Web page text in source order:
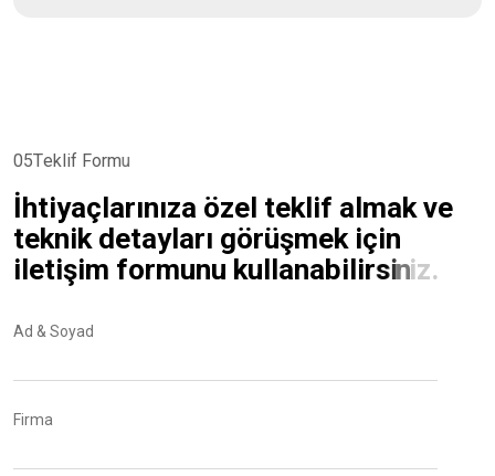
05Teklif Formu
İhtiyaçlarınıza özel teklif almak ve
teknik detayları görüşmek için
iletişim formunu kullanabilirsiniz.
Ad & Soyad
Firma